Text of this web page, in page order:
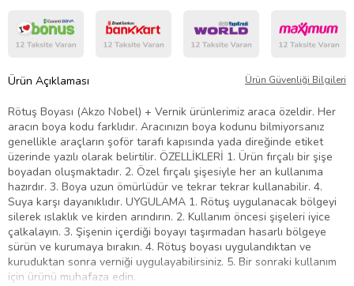
Ürün Açıklaması Ürün Güvenliği Bilgileri
Rötuş Boyası (Akzo Nobel) + Vernik ürünlerimiz araca özeldir. Her
aracın boya kodu farklıdır. Aracınızın boya kodunu bilmiyorsanız
genellikle araçların şoför tarafı kapısında yada direğinde etiket
üzerinde yazılı olarak belirtilir. ÖZELLİKLERİ 1. Ürün fırçalı bir şişe
boyadan oluşmaktadır. 2. Özel fırçalı şişesiyle her an kullanıma
hazırdır. 3. Boya uzun ömürlüdür ve tekrar tekrar kullanabilir. 4.
Suya karşı dayanıklıdır. UYGULAMA 1. Rötuş uygulanacak bölgeyi
silerek ıslaklık ve kirden arındırın. 2. Kullanım öncesi şişeleri iyice
çalkalayın. 3. Şişenin içerdiği boyayı taşırmadan hasarlı bölgeye
sürün ve kurumaya bırakın. 4. Rötuş boyası uygulandıktan ve
kuruduktan sonra verniği uygulayabilirsiniz. 5. Bir sonraki kullanım
için ürünü muhafaza edin.